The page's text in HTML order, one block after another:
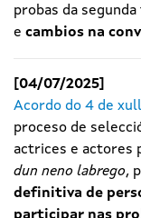
probas da segunda
e cambios na
[04/07/2025]
Acordo do 4 de
proceso de
actrices e actores
dun neno labrego,
definitiva de